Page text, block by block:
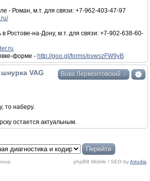
- Роман, м.т. для связи: +7-962-403-47-97
Ростове-на-Дону, м.т. для связи: +7-902-638-60-
форме - http://goo.gl/forms/pvwszFW9yB
Вова Лермонтовский ↓
VAG
то наберу.
остается актуальным.
phpBB Mobile / SEO byArtodia